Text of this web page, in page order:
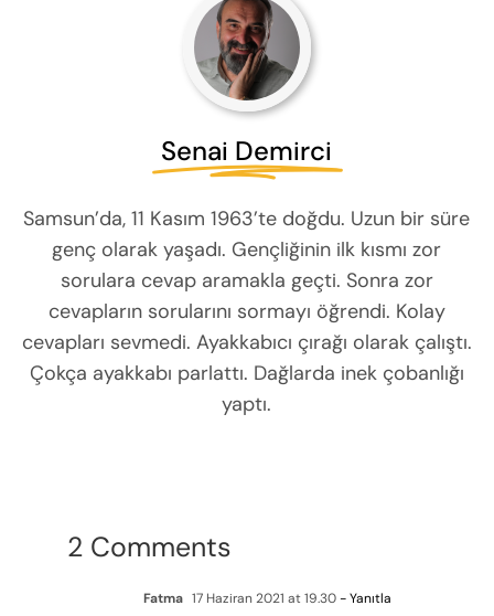
Senai Demirci
Samsun’da, 11 Kasım 1963’te doğdu. Uzun bir süre
genç olarak yaşadı. Gençliğinin ilk kısmı zor
sorulara cevap aramakla geçti. Sonra zor
cevapların sorularını sormayı öğrendi. Kolay
cevapları sevmedi. Ayakkabıcı çırağı olarak çalıştı.
Çokça ayakkabı parlattı. Dağlarda inek çobanlığı
yaptı.
2 Comments
Fatma 17 Haziran 2021 at 19.30- Yanıtla